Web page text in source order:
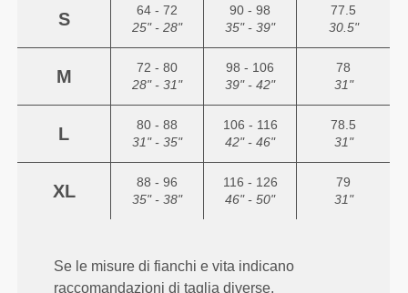
S
64 - 72
25" - 28"
90 - 98
35" - 39"
77.5
30.5"
M
72 - 80
28" - 31"
98 - 106
39" - 42"
78
31"
L
80 - 88
31" - 35"
106 - 116
42" - 46"
78.5
31"
XL
88 - 96
35" - 38"
116 - 126
46" - 50"
79
31"
Se le misure di fianchi e vita indicano
raccomandazioni di taglia diverse,